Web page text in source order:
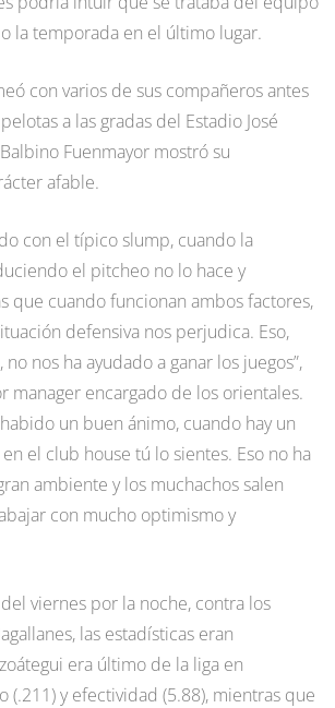
la temporada en el último lugar.
con varios de sus compañeros antes
a las gradas del Estadio José
Fuenmayor mostró su
afable.
con el típico slump, cuando la
el pitcheo no lo hace y
que cuando funcionan ambos factores,
defensiva nos perjudica. Eso,
nos ha ayudado a ganar los juegos”,
manager encargado de los orientales.
un buen ánimo, cuando hay un
el club house tú lo sientes. Eso no ha
ambiente y los muchachos salen
con mucho optimismo y
viernes por la noche, contra los
las estadísticas eran
era último de la liga en
(.211) y efectividad (5.88), mientras que